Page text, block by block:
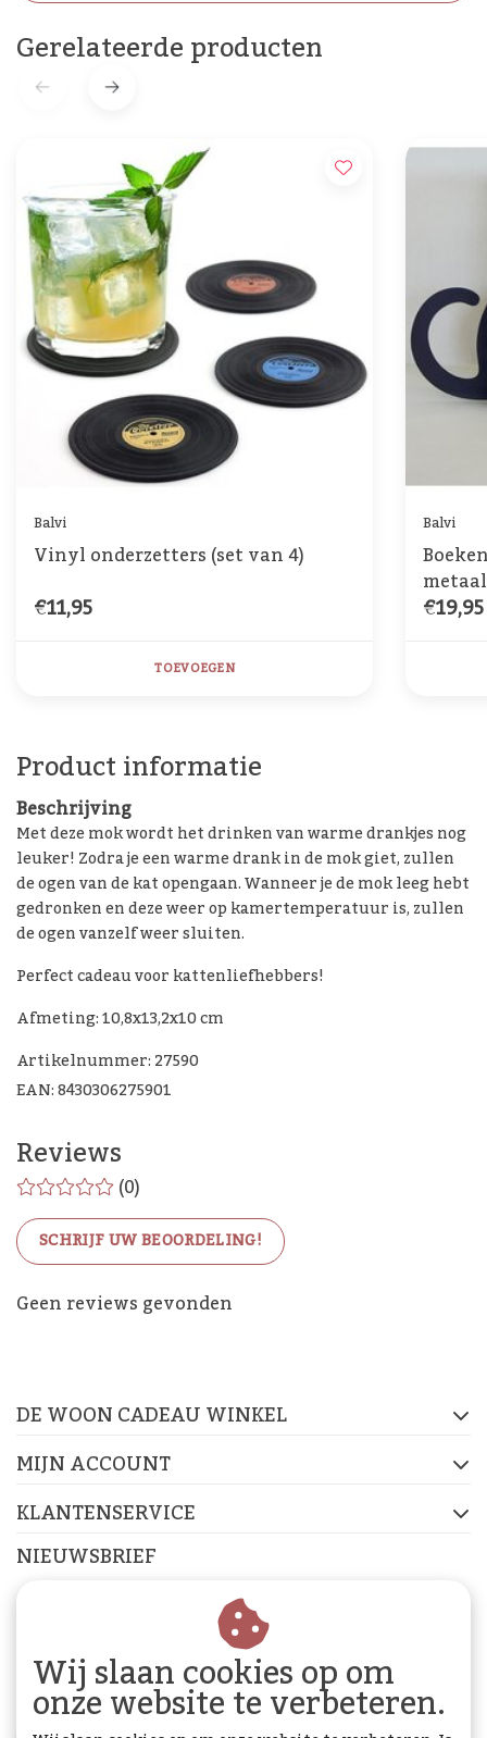
Gerelateerde producten
Balvi
Vinyl onderzetters (set van 4)
€11,95
TOEVOEGEN
Balvi
metaal
€19,95
Product informatie
Beschrijving
Met deze mok wordt het drinken van warme drankjes nog
leuker! Zodra je een warme drank in de mok giet, zullen
de ogen van de kat opengaan. Wanneer je de mok leeg hebt
gedronken en deze weer op kamertemperatuur is, zullen
de ogen vanzelf weer sluiten.
Perfect cadeau voor kattenliefhebbers!
Afmeting: 10,8x13,2x10 cm
Artikelnummer: 27590
EAN: 8430306275901
Reviews
(0)
SCHRIJF UW BEOORDELING!
Geen reviews gevonden
De Woon Cadeau Winkel
DE WOON CADEAU WINKEL
MIJN ACCOUNT
KLANTENSERVICE
NIEUWSBRIEF
Abonneer je op onze nieuwsbrief om op de hoogte te
Wij slaan cookies op om
onze website te verbeteren.